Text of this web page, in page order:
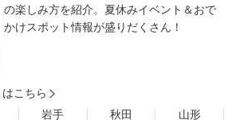
の楽しみ方を紹介。夏休みイベント＆おで
かけスポット情報が盛りだくさん！
こちら
岩手 秋田
山形